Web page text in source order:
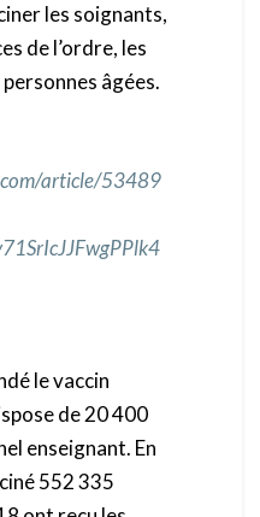
les soignants,
de l’ordre, les
âgées.
article/53489
le vaccin
de 20 400
enseignant. En
552 335